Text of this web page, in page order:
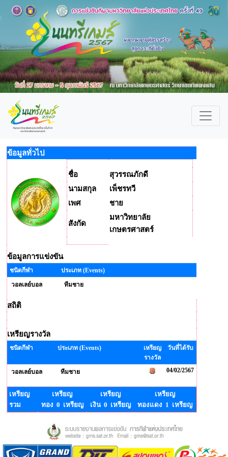
ข้อมูลทั่วไป
ชื่อ
สุวรรณภักดี
นามสกุล
เพ็ชรทวี
เพศ
ชาย
สังกัด
มหาวิทยาลัย
เกษตรศาสตร์
ข้อมูลการแข่งขัน
ชนิดกีฬา
ประเภท (Events)
วอลเลย์บอล
ทีมชาย
สถิติ
เหรียญรางวัล
ชนิดกีฬา ประเภท (Events)
เหรียญ
รางวัล
วันที่ได้รับ
วอลเลย์บอล ทีมชาย 04/02/2567
เหรียญ
รวม
เหรียญ
ทอง 0 เหรียญ
เหรียญ
เงิน 0 เหรียญ
เหรียญ
ทองแดง 1 เหรียญ